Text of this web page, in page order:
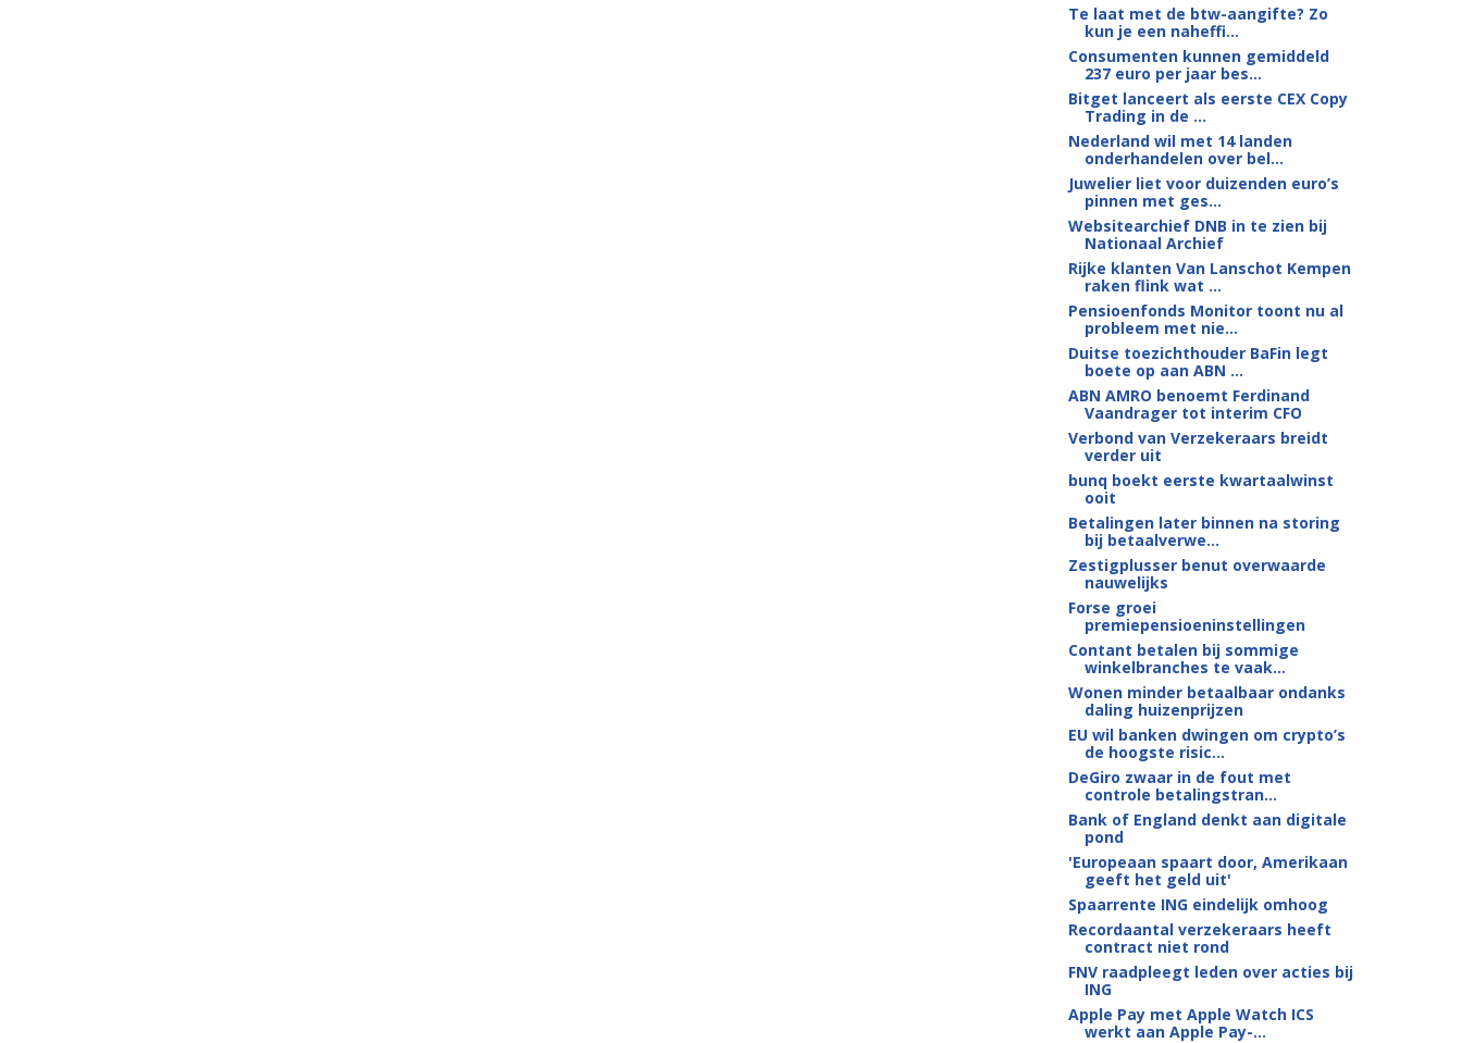
Te laat met de btw-aangifte? Zo
kun je een naheffi...
Consumenten kunnen gemiddeld
237 euro per jaar bes...
Bitget lanceert als eerste CEX Copy
Trading in de ...
Nederland wil met 14 landen
onderhandelen over bel...
Juwelier liet voor duizenden euro’s
pinnen met ges...
Websitearchief DNB in te zien bij
Nationaal Archief
Rijke klanten Van Lanschot Kempen
raken flink wat ...
Pensioenfonds Monitor toont nu al
probleem met nie...
Duitse toezichthouder BaFin legt
boete op aan ABN ...
ABN AMRO benoemt Ferdinand
Vaandrager tot interim CFO
Verbond van Verzekeraars breidt
verder uit
bunq boekt eerste kwartaalwinst
ooit
Betalingen later binnen na storing
bij betaalverwe...
Zestigplusser benut overwaarde
nauwelijks
Forse groei
premiepensioeninstellingen
Contant betalen bij sommige
winkelbranches te vaak...
Wonen minder betaalbaar ondanks
daling huizenprijzen
EU wil banken dwingen om crypto’s
de hoogste risic...
DeGiro zwaar in de fout met
controle betalingstran...
Bank of England denkt aan digitale
pond
'Europeaan spaart door, Amerikaan
geeft het geld uit'
Spaarrente ING eindelijk omhoog
Recordaantal verzekeraars heeft
contract niet rond
FNV raadpleegt leden over acties bij
ING
Apple Pay met Apple Watch ICS
werkt aan Apple Pay-...